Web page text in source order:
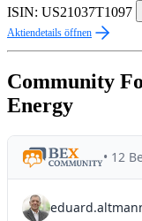
ISIN: US21037T1097
Aktiendetails öffnen
Community
Energy